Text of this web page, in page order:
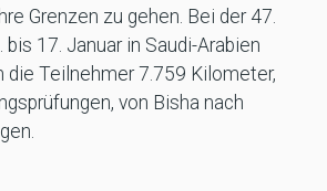
Grenzen zu gehen. Bei der 47.
17. Januar in Saudi-Arabien
Teilnehmer 7.759 Kilometer,
von Bisha nach